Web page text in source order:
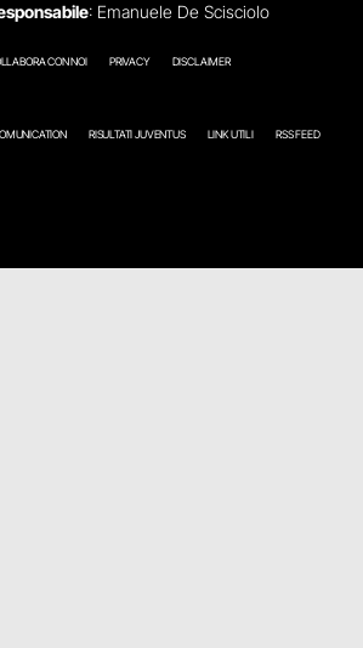
: Emanuele De Scisciolo
CON NOI PRIVACY DISCLAIMER
RISULTATI JUVENTUS LINK UTILI RSS FEED